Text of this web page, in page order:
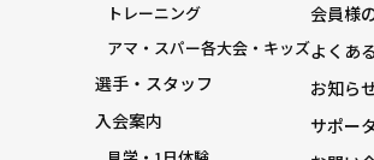
トレーニング
アマ・スパー各大会・キッズ
選手・スタッフ
入会案内
会員様
よくあ
お知ら
サポー